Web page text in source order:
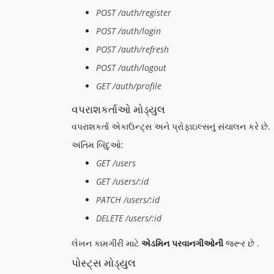
POST /auth/register
POST /auth/login
POST /auth/refresh
POST /auth/logout
GET /auth/profile
વપરાશકર્તાઓ મોડ્યુલ
વપરાશકર્તા એકાઉન્ટ્સ અને પ્રોફાઇલ્સનું સંચાલન કરે છે.
અંતિમ બિંદુઓ:
GET /users
GET /users/:id
PATCH /users/:id
DELETE /users/:id
લેખન કામગીરી માટે એડમિન પરવાનગીઓની જરૂર છે .
પોસ્ટ્સ મોડ્યુલ